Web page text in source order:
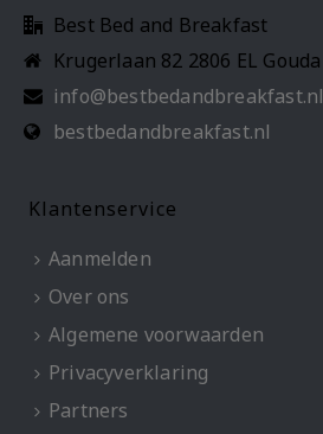
Best Bed and Breakfast
Krugerlaan 82 2806 EL Gouda
info@bestbedandbreakfast.nl
bestbedandbreakfast.nl
Klantenservice
Aanmelden
Over ons
Algemene voorwaarden
Privacyverklaring
Partners